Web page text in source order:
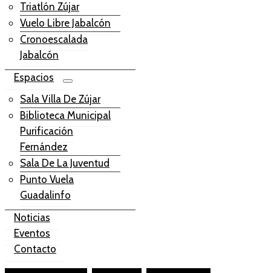
Triatlón Zújar
Vuelo Libre Jabalcón
Cronoescalada
Jabalcón
Espacios
Sala Villa De Zújar
Biblioteca Municipal
Purificación
Fernández
Sala De La Juventud
Punto Vuela
Guadalinfo
Noticias
Eventos
Contacto